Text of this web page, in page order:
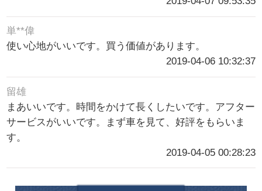
単**偉
使い心地がいいです。買う価値があります。
2019-04-06 10:32:37
留雄
まあいいです。時間をかけて長くしたいです。アフター
サービスがいいです。まず車を見て、好評をもらいま
す。
2019-04-05 00:28:23